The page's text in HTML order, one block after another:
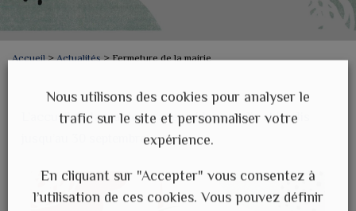
Accueil>Actualités>Fermeture de la mairie
L’accueil de la mairie sera fermé les mardis et jeudis
jusqu’au 30 septembre.
Nous utilisons des cookies pour analyser le
trafic sur le site et personnaliser votre
expérience.
En cliquant sur "Accepter" vous consentez à
l’utilisation de ces cookies. Vous pouvez définir